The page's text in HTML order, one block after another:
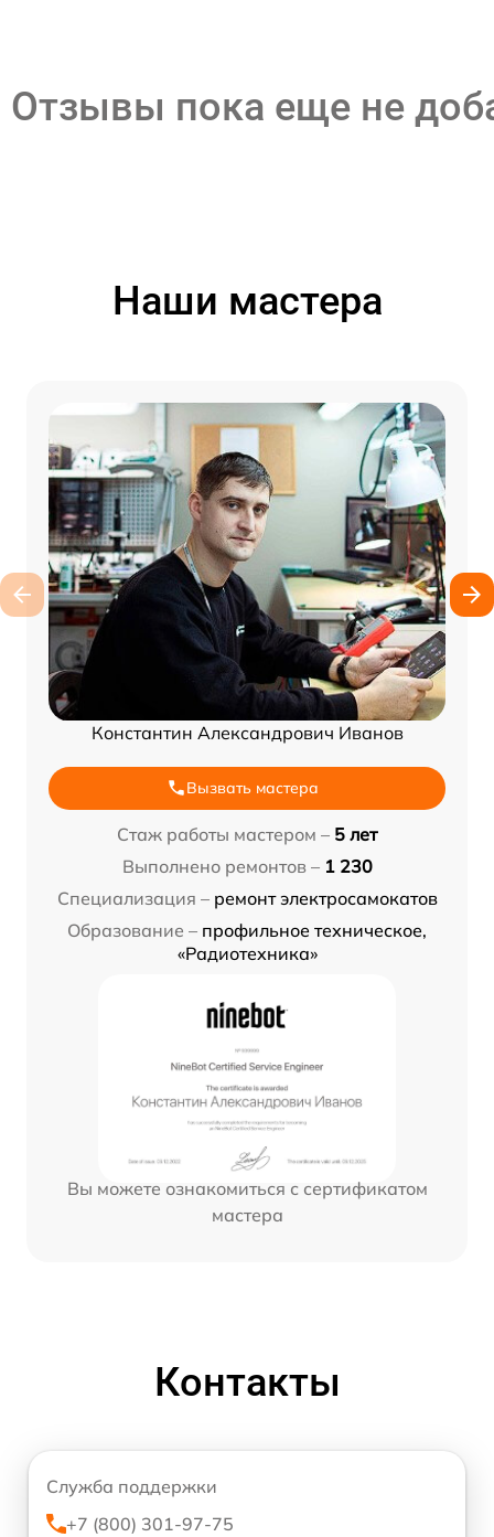
Отзывы пока еще не
Наши мастера
Константин Александрович Иванов
Вызвать мастера
Стаж работы мастером – 5 лет
Выполнено ремонтов – 1 230
Специализация – ремонт электросамокатов
Образование – профильное техническое,
«Радиотехника»
Вы можете ознакомиться с сертификатом
мастера
Контакты
Служба поддержки
+7 (800) 301-97-75